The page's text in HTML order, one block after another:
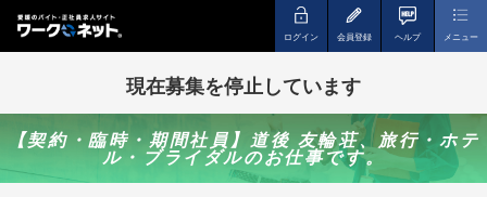
ログイン 会員登録 ヘルプ メニュー
現在募集を停止しています
【契約・臨時・期間社員】道後 友輪荘、旅行・ホテ
ル・ブライダルのお仕事です。